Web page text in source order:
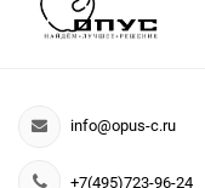
info@opus-c.ru
+7(495)723-96-24